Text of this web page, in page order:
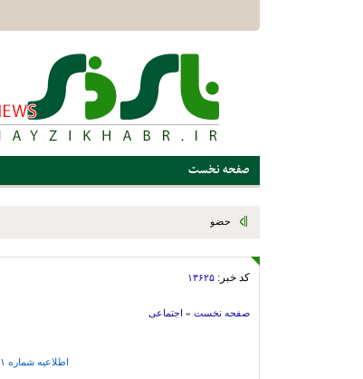
صفحه نخست
حضور مردم در صحنه، ضامن اقتدار کشور و تداوم حرکت
کد خبر: ۱۳۶۲۵
صفحه نخست » اجتماعی
اطلاعیه شماره ۱ ستاد انتخابات شهرستان بختگان